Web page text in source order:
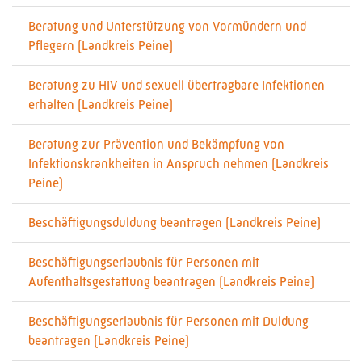
Beratung und Unterstützung von Vormündern und
Pflegern (Landkreis Peine)
Beratung zu HIV und sexuell übertragbare Infektionen
erhalten (Landkreis Peine)
Beratung zur Prävention und Bekämpfung von
Infektionskrankheiten in Anspruch nehmen (Landkreis
Peine)
Beschäftigungsduldung beantragen (Landkreis Peine)
Beschäftigungserlaubnis für Personen mit
Aufenthaltsgestattung beantragen (Landkreis Peine)
Beschäftigungserlaubnis für Personen mit Duldung
beantragen (Landkreis Peine)